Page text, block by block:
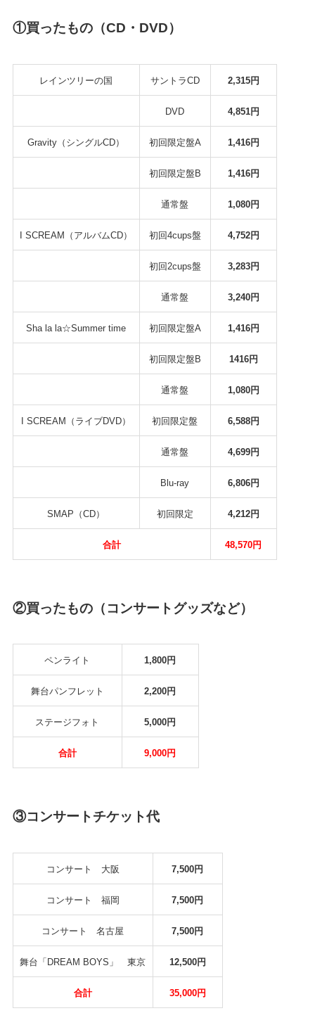
①買ったもの（CD・DVD）
レインツリーの国 サントラCD 2,315円
DVD 4,851円
Gravity（シングルCD） 初回限定盤A 1,416円
初回限定盤B 1,416円
通常盤 1,080円
I SCREAM（アルバムCD） 初回4cups盤 4,752円
初回2cups盤 3,283円
通常盤 3,240円
Sha la la☆Summer time 初回限定盤A 1,416円
初回限定盤B 1416円
通常盤 1,080円
I SCREAM（ライブDVD） 初回限定盤 6,588円
通常盤 4,699円
Blu-ray 6,806円
SMAP（CD） 初回限定 4,212円
合計 48,570円
②買ったもの（コンサートグッズなど）
ペンライト 1,800円
舞台パンフレット 2,200円
ステージフォト 5,000円
合計 9,000円
③コンサートチケット代
コンサート 大阪 7,500円
コンサート 福岡 7,500円
コンサート 名古屋 7,500円
舞台「DREAM BOYS」 東京 12,500円
合計 35,000円